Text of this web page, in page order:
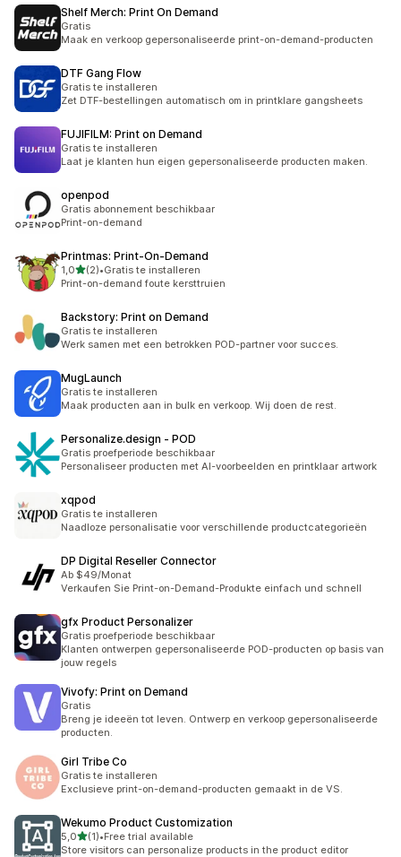
Shelf Merch: Print On Demand
Gratis
Maak en verkoop gepersonaliseerde print-on-demand-producten
DTF Gang Flow
Gratis te installeren
Zet DTF-bestellingen automatisch om in printklare gangsheets
FUJIFILM: Print on Demand
Gratis te installeren
Laat je klanten hun eigen gepersonaliseerde producten maken.
openpod
Gratis abonnement beschikbaar
Print-on-demand
Printmas: Print‑On‑Demand
1,0van 5 sterren
(2)
2 recensies in totaal
•Gratis te installeren
Print-on-demand foute kersttruien
Backstory: Print on Demand
Gratis te installeren
Werk samen met een betrokken POD-partner voor succes.
MugLaunch
Gratis te installeren
Maak producten aan in bulk en verkoop. Wij doen de rest.
Personalize.design ‑ POD
Gratis proefperiode beschikbaar
Personaliseer producten met AI-voorbeelden en printklaar artwork
xqpod
Gratis te installeren
Naadloze personalisatie voor verschillende productcategorieën
DP Digital Reseller Connector
Ab $49/Monat
Verkaufen Sie Print-on-Demand-Produkte einfach und schnell
gfx Product Personalizer
Gratis proefperiode beschikbaar
Klanten ontwerpen gepersonaliseerde POD-producten op basis van
jouw regels
Vivofy: Print on Demand
Gratis
Breng je ideeën tot leven. Ontwerp en verkoop gepersonaliseerde
producten.
Girl Tribe Co
Gratis te installeren
Exclusieve print-on-demand-producten gemaakt in de VS.
Wekumo Product Customization
5,0van 5 sterren
(1)
1 recensies in totaal
•Free trial available
Store visitors can personalize products in the product editor